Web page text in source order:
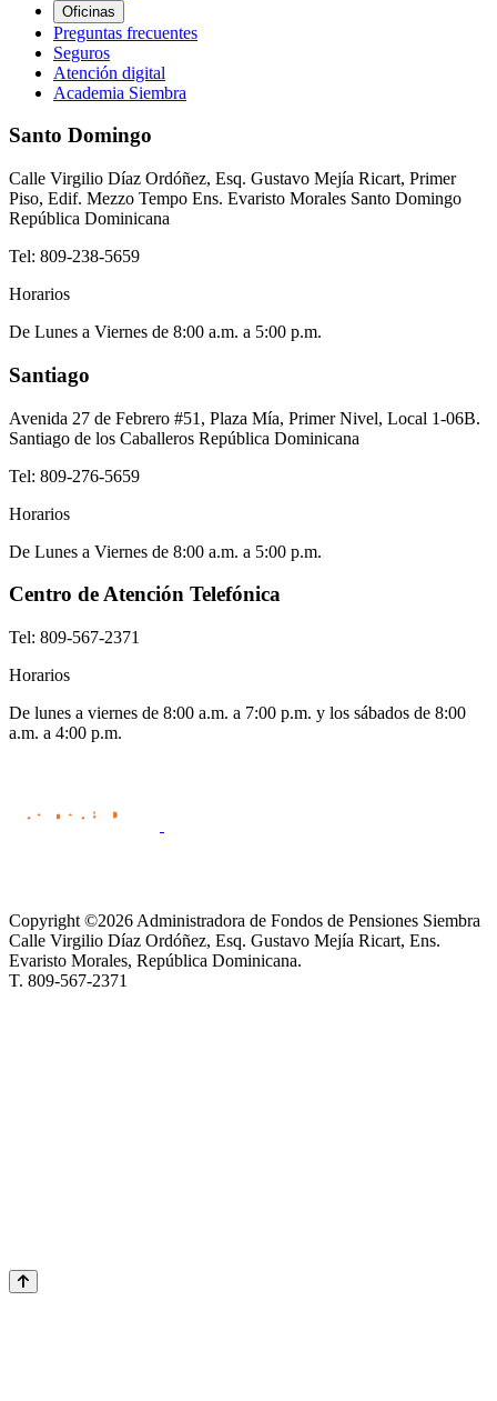
Oficinas
Preguntas frecuentes
Seguros
Atención digital
Academia Siembra
Santo Domingo
Calle Virgilio Díaz Ordóñez, Esq. Gustavo Mejía Ricart, Primer
Piso, Edif. Mezzo Tempo Ens. Evaristo Morales Santo Domingo
República Dominicana
Tel: 809-238-5659
Horarios
De Lunes a Viernes de 8:00 a.m. a 5:00 p.m.
Santiago
Avenida 27 de Febrero #51, Plaza Mía, Primer Nivel, Local 1-06B.
Santiago de los Caballeros República Dominicana
Tel: 809-276-5659
Horarios
De Lunes a Viernes de 8:00 a.m. a 5:00 p.m.
Centro de Atención Telefónica
Tel: 809-567-2371
Horarios
De lunes a viernes de 8:00 a.m. a 7:00 p.m. y los sábados de 8:00
a.m. a 4:00 p.m.
Copyright ©2026 Administradora de Fondos de Pensiones Siembra
Calle Virgilio Díaz Ordóñez, Esq. Gustavo Mejía Ricart, Ens.
Evaristo Morales, República Dominicana.
T. 809-567-2371